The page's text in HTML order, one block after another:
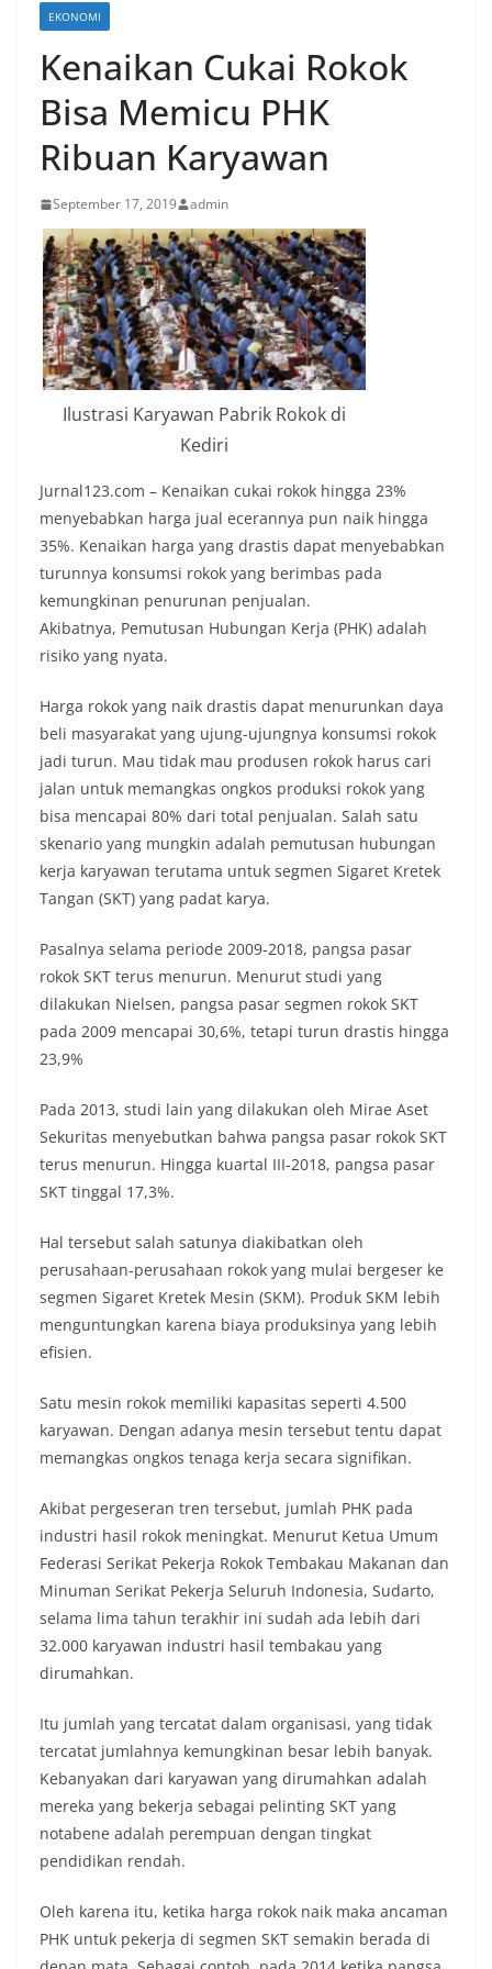
EKONOMI
Kenaikan Cukai Rokok
Bisa Memicu PHK
Ribuan Karyawan
September 17, 2019 admin
Ilustrasi Karyawan Pabrik Rokok di
Kediri
Jurnal123.com – Kenaikan cukai rokok hingga 23%
menyebabkan harga jual ecerannya pun naik hingga
35%. Kenaikan harga yang drastis dapat menyebabkan
turunnya konsumsi rokok yang berimbas pada
kemungkinan penurunan penjualan.
Akibatnya, Pemutusan Hubungan Kerja (PHK) adalah
risiko yang nyata.
Harga rokok yang naik drastis dapat menurunkan daya
beli masyarakat yang ujung-ujungnya konsumsi rokok
jadi turun. Mau tidak mau produsen rokok harus cari
jalan untuk memangkas ongkos produksi rokok yang
bisa mencapai 80% dari total penjualan. Salah satu
skenario yang mungkin adalah pemutusan hubungan
kerja karyawan terutama untuk segmen Sigaret Kretek
Tangan (SKT) yang padat karya.
Pasalnya selama periode 2009-2018, pangsa pasar
rokok SKT terus menurun. Menurut studi yang
dilakukan Nielsen, pangsa pasar segmen rokok SKT
pada 2009 mencapai 30,6%, tetapi turun drastis hingga
23,9%
Pada 2013, studi lain yang dilakukan oleh Mirae Aset
Sekuritas menyebutkan bahwa pangsa pasar rokok SKT
terus menurun. Hingga kuartal III-2018, pangsa pasar
SKT tinggal 17,3%.
Hal tersebut salah satunya diakibatkan oleh
perusahaan-perusahaan rokok yang mulai bergeser ke
segmen Sigaret Kretek Mesin (SKM). Produk SKM lebih
menguntungkan karena biaya produksinya yang lebih
efisien.
Satu mesin rokok memiliki kapasitas seperti 4.500
karyawan. Dengan adanya mesin tersebut tentu dapat
memangkas ongkos tenaga kerja secara signifikan.
Akibat pergeseran tren tersebut, jumlah PHK pada
industri hasil rokok meningkat. Menurut Ketua Umum
Federasi Serikat Pekerja Rokok Tembakau Makanan dan
Minuman Serikat Pekerja Seluruh Indonesia, Sudarto,
selama lima tahun terakhir ini sudah ada lebih dari
32.000 karyawan industri hasil tembakau yang
dirumahkan.
Itu jumlah yang tercatat dalam organisasi, yang tidak
tercatat jumlahnya kemungkinan besar lebih banyak.
Kebanyakan dari karyawan yang dirumahkan adalah
mereka yang bekerja sebagai pelinting SKT yang
notabene adalah perempuan dengan tingkat
pendidikan rendah.
Oleh karena itu, ketika harga rokok naik maka ancaman
PHK untuk pekerja di segmen SKT semakin berada di